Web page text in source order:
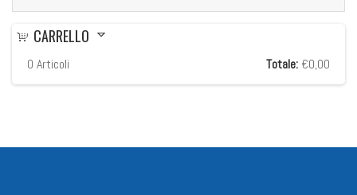
CARRELLO
0 Articoli Totale: €0,00